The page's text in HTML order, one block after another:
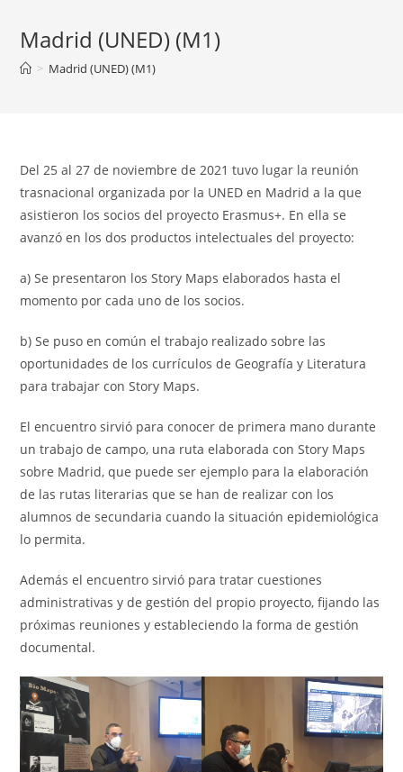
Madrid (UNED) (M1)
> Madrid (UNED) (M1)
Del 25 al 27 de noviembre de 2021 tuvo lugar la reunión
trasnacional organizada por la UNED en Madrid a la que
asistieron los socios del proyecto Erasmus+. En ella se
avanzó en los dos productos intelectuales del proyecto:
a) Se presentaron los Story Maps elaborados hasta el
momento por cada uno de los socios.
b) Se puso en común el trabajo realizado sobre las
oportunidades de los currículos de Geografía y Literatura
para trabajar con Story Maps.
El encuentro sirvió para conocer de primera mano durante
un trabajo de campo, una ruta elaborada con Story Maps
sobre Madrid, que puede ser ejemplo para la elaboración
de las rutas literarias que se han de realizar con los
alumnos de secundaria cuando la situación epidemiológica
lo permita.
Además el encuentro sirvió para tratar cuestiones
administrativas y de gestión del propio proyecto, fijando las
próximas reuniones y estableciendo la forma de gestión
documental.